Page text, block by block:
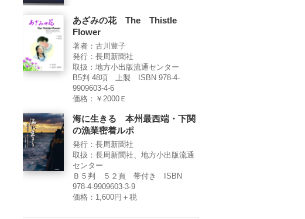
あざみの花 The Thistle
Flower
著者：古川豊子
発行：長周新聞社
取扱：地方小出版流通センター
B5判 48項 上製 ISBN 978-4-
9909603-4-6
価格：￥2000Ｅ
海に生きる 本州最西端・下関
の漁業密着ルポ
発行：長周新聞社
取扱：長周新聞社、地方小出版流通
センター
Ｂ５判 ５２頁 帯付き ISBN
978-4-9909603-3-9
価格：1,600円＋税